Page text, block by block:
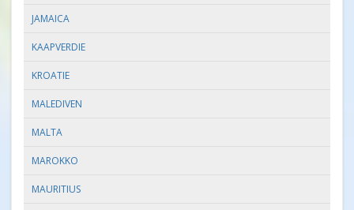
JAMAICA
KAAPVERDIE
KROATIE
MALEDIVEN
MALTA
MAROKKO
MAURITIUS